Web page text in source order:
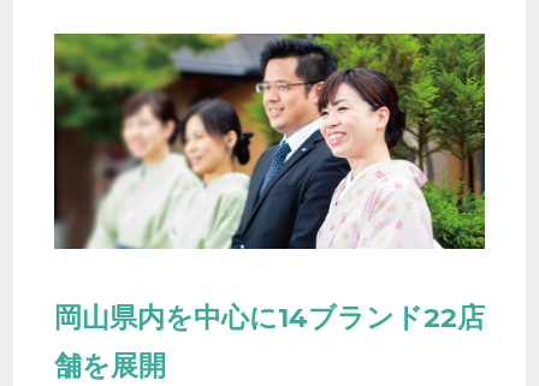
岡山県内を中心に14ブランド22店
舗を展開